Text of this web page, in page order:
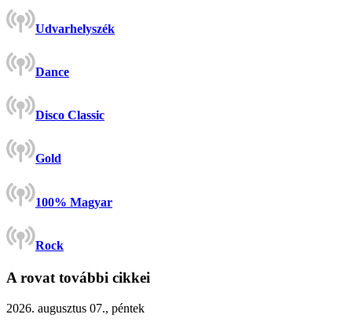
Udvarhelyszék
Dance
Disco Classic
Gold
100% Magyar
Rock
A rovat további cikkei
2026. augusztus 07., péntek